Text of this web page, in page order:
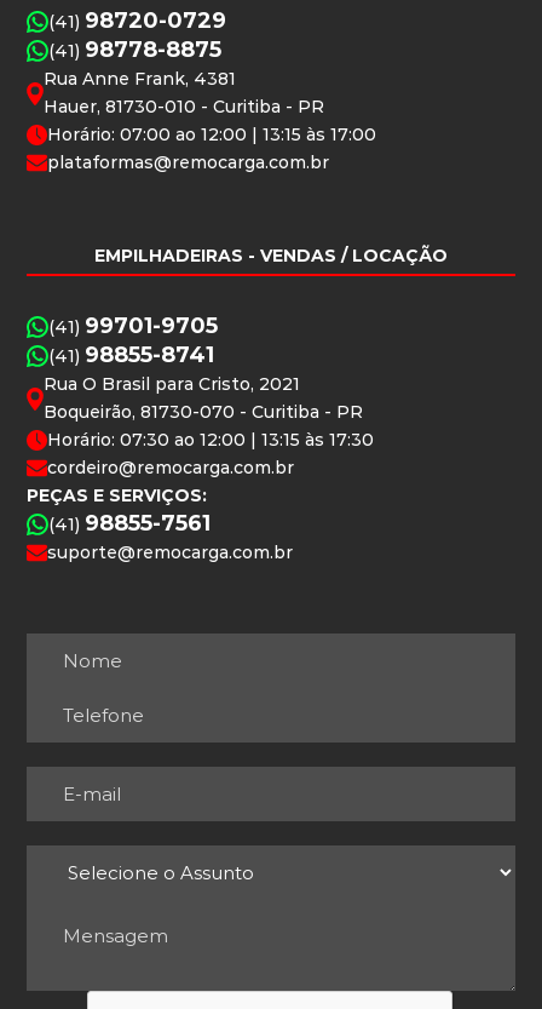
(41) 98720-0729
(41) 98778-8875
Rua Anne Frank, 4381
Hauer, 81730-010 - Curitiba - PR
Horário: 07:00 ao 12:00 | 13:15 às 17:00
plataformas@remocarga.com.br
EMPILHADEIRAS - VENDAS / LOCAÇÃO
(41) 99701-9705
(41) 98855-8741
Rua O Brasil para Cristo, 2021
Boqueirão, 81730-070 - Curitiba - PR
Horário: 07:30 ao 12:00 | 13:15 às 17:30
cordeiro@remocarga.com.br
PEÇAS E SERVIÇOS:
(41) 98855-7561
suporte@remocarga.com.br